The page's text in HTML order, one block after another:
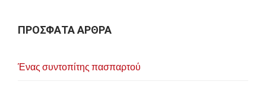
ΠΡΟΣΦΑΤΑ ΑΡΘΡΑ
Ένας συντοπίτης πασπαρτού